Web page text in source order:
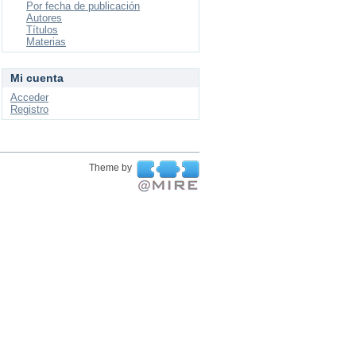
Por fecha de publicación
Autores
Títulos
Materias
Mi cuenta
Acceder
Registro
Theme by